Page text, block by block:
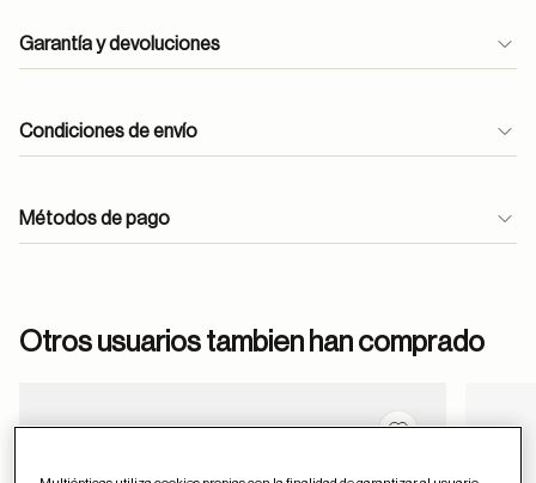
Garantía y devoluciones
ayuda
Condiciones de envío
Métodos de pago
Otros usuarios tambien han comprado